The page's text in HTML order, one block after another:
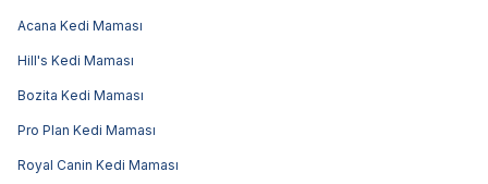
Acana Kedi Maması
Hill's Kedi Maması
Bozita Kedi Maması
Pro Plan Kedi Maması
Royal Canin Kedi Maması